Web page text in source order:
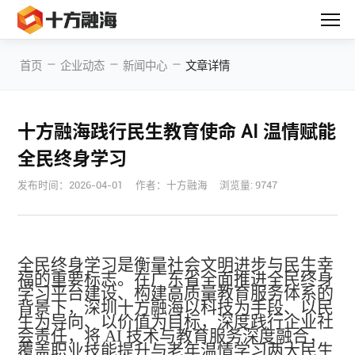
首页 — 企业动态 — 新闻中心 — 文章详情
十方融海践行民生教育使命 AI 温情赋能
全民终身学习
发布时间： 2026-04-01 作者：十方融海 浏览量: 9747
全民终身学习是衡量社会文明进步与民生幸
福的重要标志。在广东省全面推进全民终身
学习平台建设、构建高质量教育服务体系的
背景下，深圳十方融海以科技为手段、以民
生为导向、以价值为目标，深度践行企业社
会责任，将 AI 技术与教育服务深度融合，
覆盖职业技能提升与老年温情学习两大民生